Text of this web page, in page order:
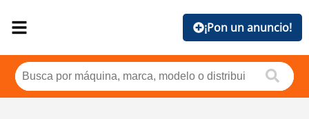
¡Pon un anuncio!